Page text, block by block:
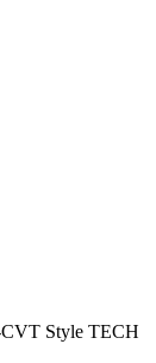
Style TECH